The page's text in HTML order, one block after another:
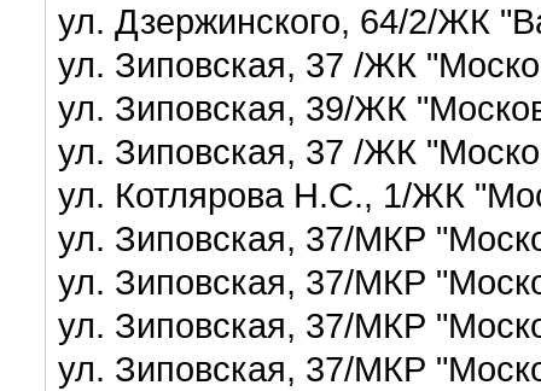
ул. Дзержинского, 64/2/ЖК
ул. Зиповская, 37 /ЖК
ул. Зиповская, 39/ЖК
ул. Зиповская, 37 /ЖК
ул. Котлярова Н.С., 1/ЖК
ул. Зиповская, 37/МКР
ул. Зиповская, 37/МКР
ул. Зиповская, 37/МКР
ул. Зиповская, 37/МКР